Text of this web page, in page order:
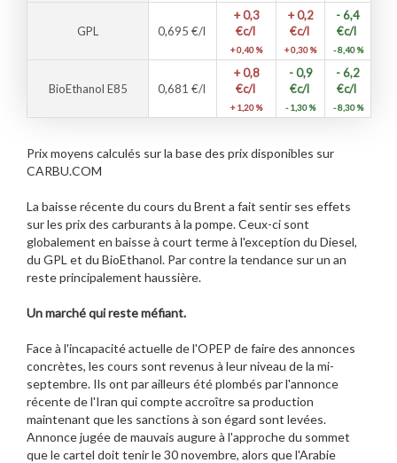
GPL 0,695 €/l
+ 0,3
€c/l
+ 0,40 %
+ 0,2
€c/l
+ 0,30 %
- 6,4
€c/l
- 8,40 %
BioEthanol E85 0,681 €/l
+ 0,8
€c/l
+ 1,20 %
- 0,9
€c/l
- 1,30 %
- 6,2
€c/l
- 8,30 %
Prix moyens calculés sur la base des prix disponibles sur
CARBU.COM
La baisse récente du cours du Brent a fait sentir ses effets
sur les prix des carburants à la pompe. Ceux-ci sont
globalement en baisse à court terme à l'exception du Diesel,
du GPL et du BioEthanol. Par contre la tendance sur un an
reste principalement haussière.
Un marché qui reste méfiant.
Face à l'incapacité actuelle de l'OPEP de faire des annonces
concrètes, les cours sont revenus à leur niveau de la mi-
septembre. Ils ont par ailleurs été plombés par l'annonce
récente de l'Iran qui compte accroître sa production
maintenant que les sanctions à son égard sont levées.
Annonce jugée de mauvais augure à l'approche du sommet
que le cartel doit tenir le 30 novembre, alors que l'Arabie